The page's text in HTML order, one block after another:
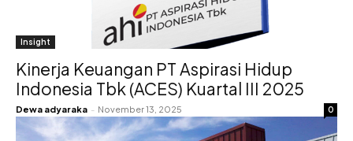
Insight
Kinerja Keuangan PT Aspirasi Hidup
Indonesia Tbk (ACES) Kuartal III 2025
Dewa adyaraka - November 13, 2025 0